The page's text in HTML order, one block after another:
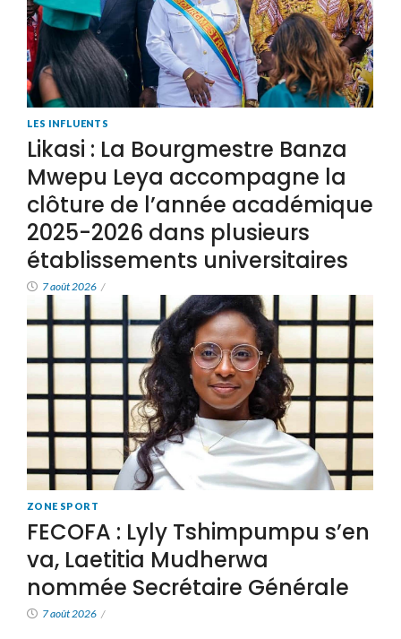
LES INFLUENTS
Likasi : La Bourgmestre Banza
Mwepu Leya accompagne la
clôture de l’année académique
2025-2026 dans plusieurs
établissements universitaires
7 août 2026 /
ZONE SPORT
FECOFA : Lyly Tshimpumpu s’en
va, Laetitia Mudherwa
nommée Secrétaire Générale
7 août 2026 /